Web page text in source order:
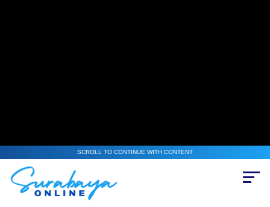
SCROLL TO CONTINUE WITH CONTENT